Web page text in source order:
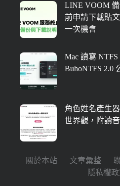
LINE VOOM
前申請下載貼
一次機會
Mac 讀寫 NTFS
BuhoNTFS 2.0
角色姓名產生
世界觀，附讀
關於本站 文章彙整
隱私權